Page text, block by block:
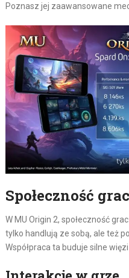
Poznasz jej zaawansowane
Społeczność
W MU Origin 2, społeczność
tylko handlują ze sobą, ale też
Współpraca ta buduje silne